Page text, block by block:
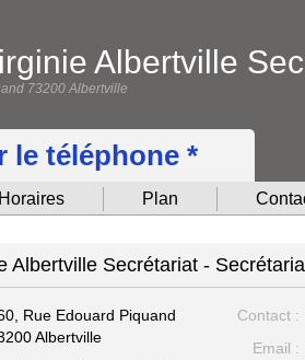
Albertville
73200 Albertville
le téléphone *
Horaires Plan
Albertville Secrétariat -
Rue Edouard Piquand
Albertville
Contact :
Email :